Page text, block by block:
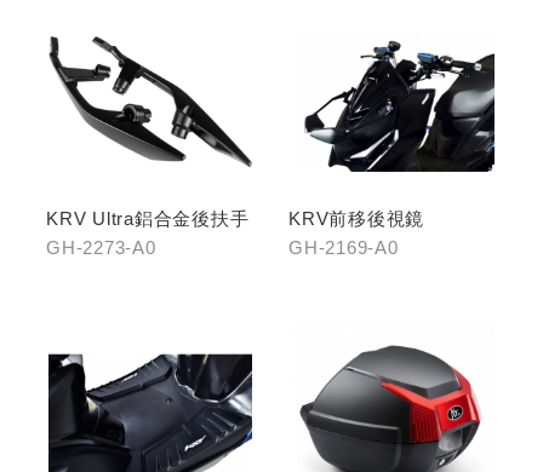
KRV Ultra鋁合金後扶手
GH-2273-A0
KRV前移後視鏡
GH-2169-A0